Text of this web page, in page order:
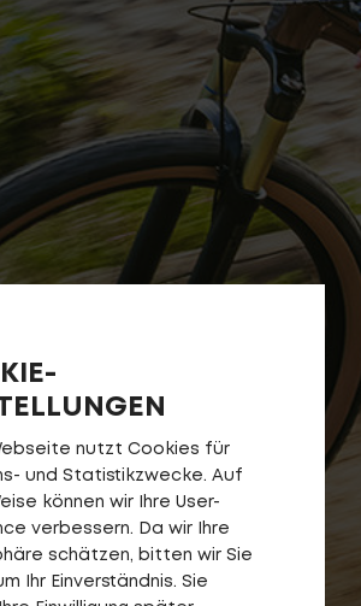
nutzt Cookies für
und Statistikzwecke. Auf
können wir Ihre User-
verbessern. Da wir Ihre
schätzen, bitten wir Sie
Ihr Einverständnis. Sie